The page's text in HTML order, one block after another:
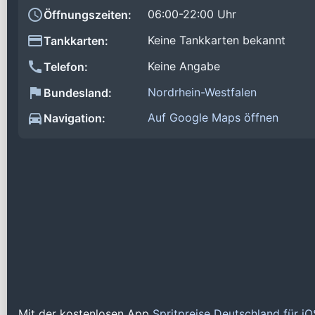
Öffnungszeiten:
06:00-22:00 Uhr
Tankkarten:
Keine Tankkarten bekannt
Telefon:
Keine Angabe
Bundesland:
Nordrhein-Westfalen
Navigation:
Auf Google Maps öffnen